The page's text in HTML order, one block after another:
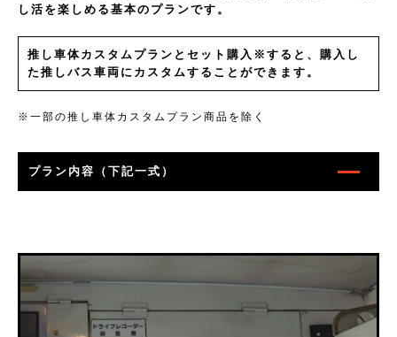
し活を楽しめる基本のプランです。
推し車体カスタムプランとセット購入※すると、購入し
た推しバス車両にカスタムすることができます。
※一部の推し車体カスタムプラン商品を除く
プラン内容（下記一式）